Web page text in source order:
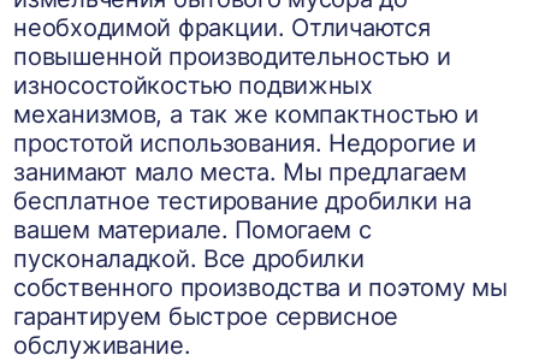
необходимой фракции. Отличаются
повышенной производительностью и
износостойкостью подвижных
механизмов, а так же компактностью и
простотой использования. Недорогие и
занимают мало места. Мы предлагаем
бесплатное тестирование дробилки на
вашем материале. Помогаем с
пусконаладкой. Все дробилки
собственного производства и поэтому мы
гарантируем быстрое сервисное
обслуживание.